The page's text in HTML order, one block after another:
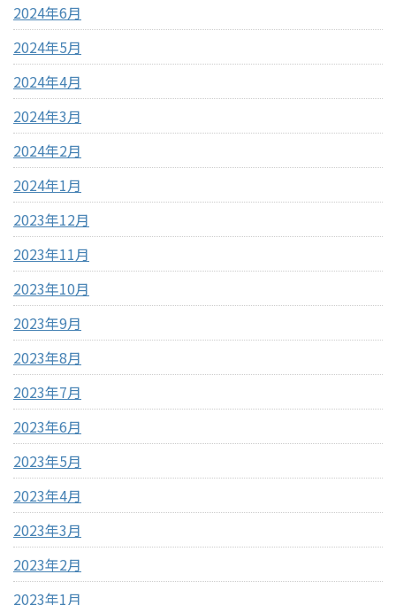
2024年6月
2024年5月
2024年4月
2024年3月
2024年2月
2024年1月
2023年12月
2023年11月
2023年10月
2023年9月
2023年8月
2023年7月
2023年6月
2023年5月
2023年4月
2023年3月
2023年2月
2023年1月